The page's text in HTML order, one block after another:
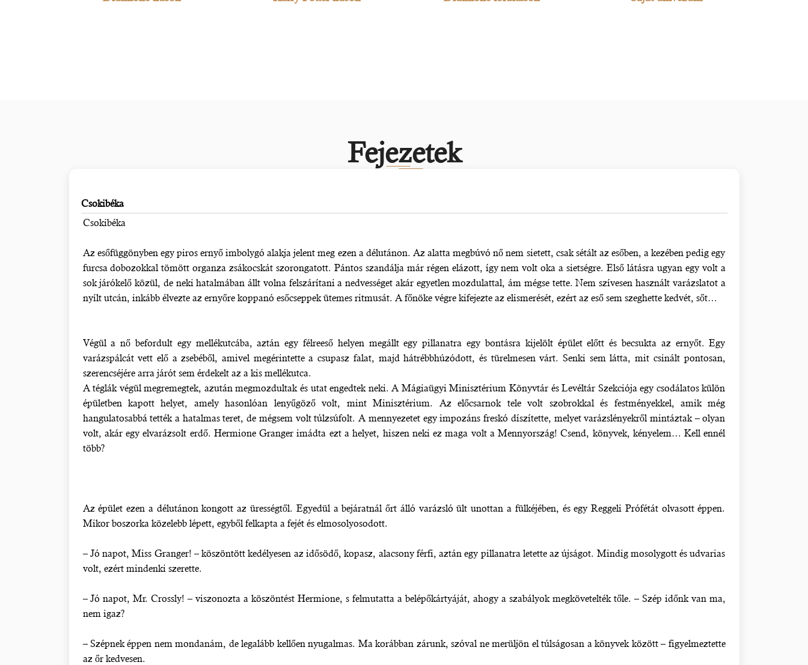
Fejezetek
Csokibéka
Csokibéka
Az esőfüggönyben egy piros ernyő imbolygó alakja jelent meg ezen a délutánon. Az alatta megbúvó nő nem sietett, csak sétált az esőben, a kezében pedig egy
furcsa dobozokkal tömött organza zsákocskát szorongatott. Pántos szandálja már régen elázott, így nem volt oka a sietségre. Első látásra ugyan egy volt a
sok járókelő közül, de neki hatalmában állt volna felszárítani a nedvességet akár egyetlen mozdulattal, ám mégse tette. Nem szívesen használt varázslatot a
nyílt utcán, inkább élvezte az ernyőre koppanó esőcseppek ütemes ritmusát. A főnöke végre kifejezte az elismerését, ezért az eső sem szeghette kedvét, sőt…
Végül a nő befordult egy mellékutcába, aztán egy félreeső helyen megállt egy pillanatra egy bontásra kijelölt épület előtt és becsukta az ernyőt. Egy
varázspálcát vett elő a zsebéből, amivel megérintette a csupasz falat, majd hátrébbhúzódott, és türelmesen várt. Senki sem látta, mit csinált pontosan,
szerencséjére arra járót sem érdekelt az a kis mellékutca.
A téglák végül megremegtek, azután megmozdultak és utat engedtek neki. A Mágiaügyi Minisztérium Könyvtár és Levéltár Szekciója egy csodálatos külön
épületben kapott helyet, amely hasonlóan lenyűgöző volt, mint Minisztérium. Az előcsarnok tele volt szobrokkal és festményekkel, amik még
hangulatosabbá tették a hatalmas teret, de mégsem volt túlzsúfolt. A mennyezetet egy impozáns freskó díszítette, melyet varázslényekről mintáztak – olyan
volt, akár egy elvarázsolt erdő. Hermione Granger imádta ezt a helyet, hiszen neki ez maga volt a Mennyország! Csend, könyvek, kényelem… Kell ennél
több?
Az épület ezen a délutánon kongott az ürességtől. Egyedül a bejáratnál őrt álló varázsló ült unottan a fülkéjében, és egy Reggeli Prófétát olvasott éppen.
Mikor boszorka közelebb lépett, egyből felkapta a fejét és elmosolyosodott.
– Jó napot, Miss Granger! – köszöntött kedélyesen az idősödő, kopasz, alacsony férfi, aztán egy pillanatra letette az újságot. Mindig mosolygott és udvarias
volt, ezért mindenki szerette.
– Jó napot, Mr. Crossly! – viszonozta a köszöntést Hermione, s felmutatta a belépőkártyáját, ahogy a szabályok megkövetelték tőle. – Szép időnk van ma,
nem igaz?
– Szépnek éppen nem mondanám, de legalább kellően nyugalmas. Ma korábban zárunk, szóval ne merüljön el túlságosan a könyvek között – figyelmeztette
az őr kedvesen.